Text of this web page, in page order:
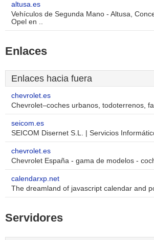
altusa.es
Vehículos de Segunda Mano - Altusa,
Opel en ..
Enlaces
Enlaces hacia fuera
chevrolet.es
Chevrolet–coches urbanos, todoterrenos,
seicom.es
SEICOM Disernet S.L. | Servicios
chevrolet.es
Chevrolet España - gama de modelos -
calendarxp.net
The dreamland of javascript calendar and
Servidores